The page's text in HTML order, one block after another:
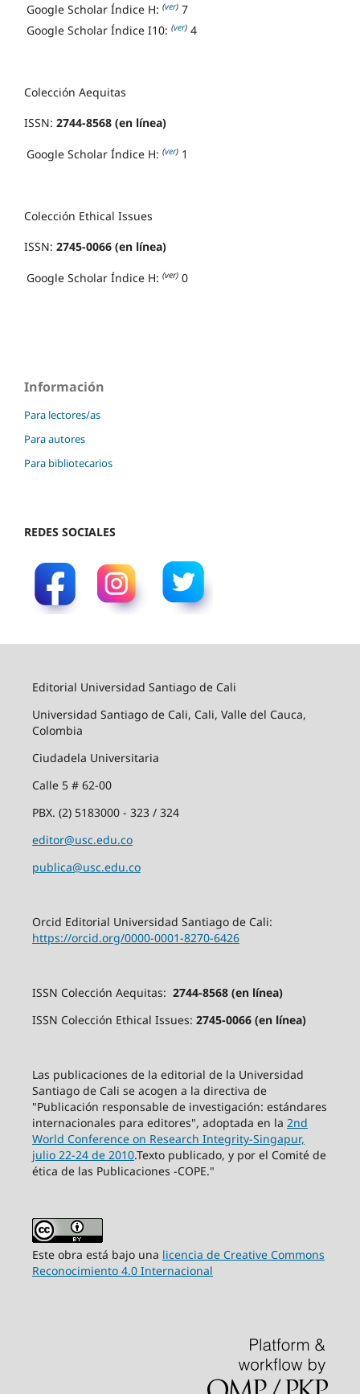
Google Scholar Índice H: (ver) 7
Google Scholar Índice I10: (ver) 4
Colección Aequitas
ISSN: 2744-8568 (en línea)
Google Scholar Índice H: (ver) 1
Colección Ethical Issues
ISSN: 2745-0066 (en línea)
Google Scholar Índice H: (ver) 0
Información
Para lectores/as
Para autores
Para bibliotecarios
REDES SOCIALES
Editorial Universidad Santiago de Cali
Universidad Santiago de Cali, Cali, Valle del Cauca,
Colombia
Ciudadela Universitaria
Calle 5 # 62-00
PBX. (2) 5183000 - 323 / 324
editor@usc.edu.co
publica@usc.edu.co
Orcid Editorial Universidad Santiago de Cali:
https://orcid.org/0000-0001-8270-6426
ISSN Colección Aequitas: 2744-8568 (en línea)
ISSN Colección Ethical Issues: 2745-0066 (en línea)
Las publicaciones de la editorial de la Universidad
Santiago de Cali se acogen a la directiva de
"Publicación responsable de investigación: estándares
internacionales para editores", adoptada en la 2nd
World Conference on Research Integrity-Singapur,
julio 22-24 de 2010.Texto publicado, y por el Comité de
ética de las Publicaciones -COPE."
Este obra está bajo una licencia de Creative Commons
Reconocimiento 4.0 Internacional